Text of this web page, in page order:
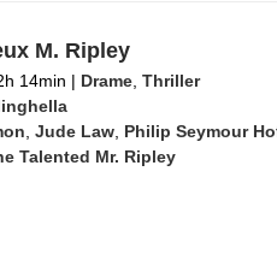
M. Ripley
14min | Drame, Thriller
Jude Law, Philip Seymour
Talented Mr. Ripley